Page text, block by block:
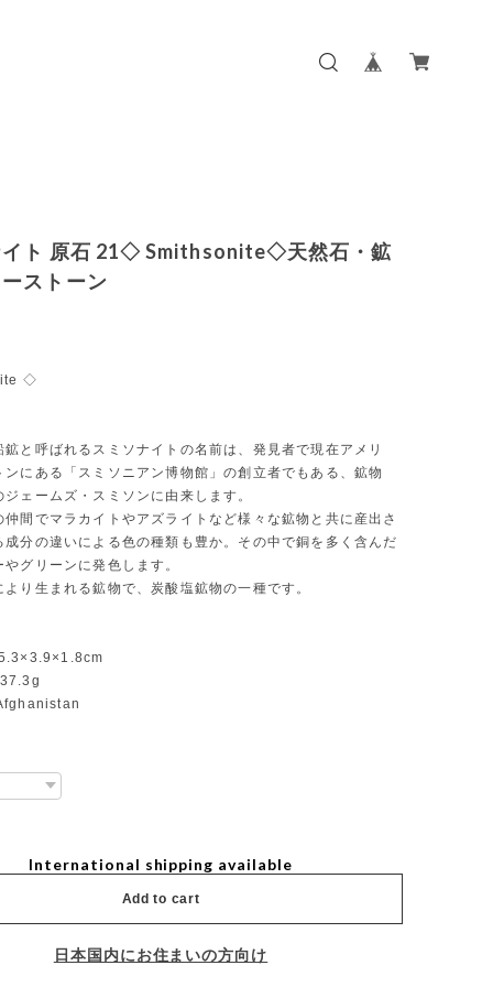
イト 原石 21◇ Smithsonite◇天然石・鉱
ストーン
◇
鉱と呼ばれるスミソナイトの名前は、発見者で現在アメリ
ンにある「スミソニアン博物館」の創立者でもある、鉱物
ェームズ・スミソンに由来します。
仲間でマラカイトやアズライトなど様々な鉱物と共に産出さ
成分の違いによる色の種類も豊か。その中で銅を多く含んだ
グリーンに発色します。
り生まれる鉱物で、炭酸塩鉱物の一種です。
International shipping available
Add to cart
日本国内にお住まいの方向け